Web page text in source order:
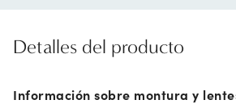
Detalles del producto
Información sobre montura y